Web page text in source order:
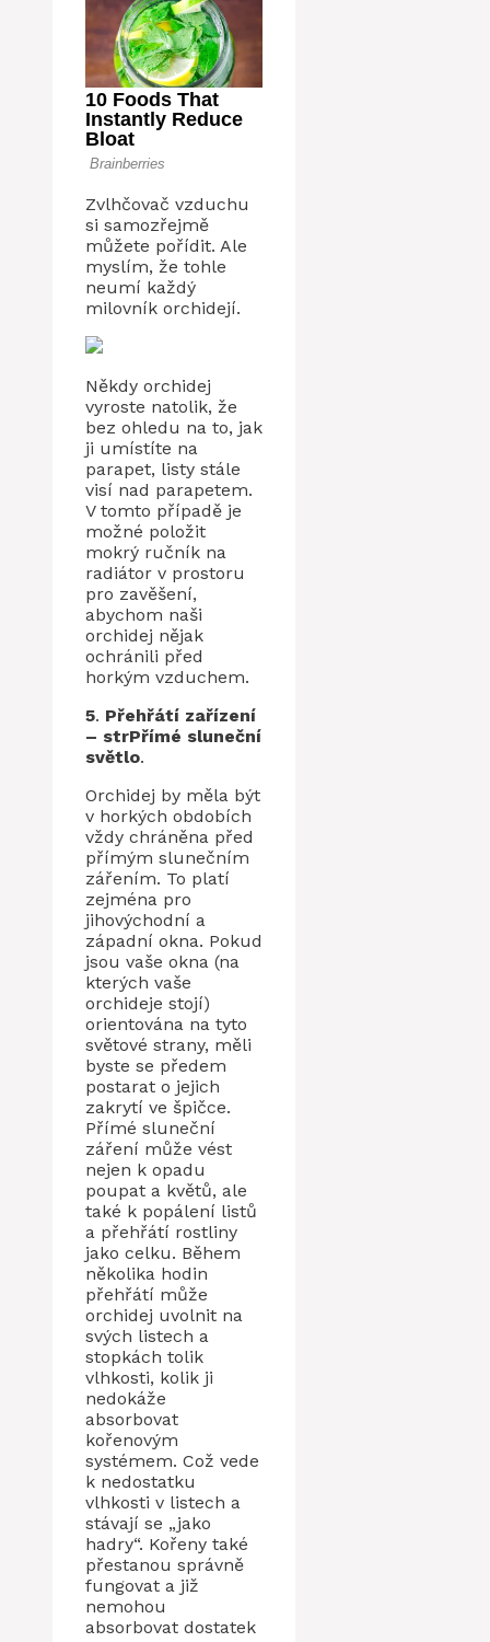
Zvlhčovač vzduchu
si samozřejmě
můžete pořídit. Ale
myslím, že tohle
neumí každý
milovník orchidejí.
Někdy orchidej
vyroste natolik, že
bez ohledu na to, jak
ji umístíte na
parapet, listy stále
visí nad parapetem.
V tomto případě je
možné položit
mokrý ručník na
radiátor v prostoru
pro zavěšení,
abychom naši
orchidej nějak
ochránili před
horkým vzduchem.
5. Přehřátí zařízení
– strPřímé sluneční
světlo.
Orchidej by měla být
v horkých obdobích
vždy chráněna před
přímým slunečním
zářením. To platí
zejména pro
jihovýchodní a
západní okna. Pokud
jsou vaše okna (na
kterých vaše
orchideje stojí)
orientována na tyto
světové strany, měli
byste se předem
postarat o jejich
zakrytí ve špičce.
Přímé sluneční
záření může vést
nejen k opadu
poupat a květů, ale
také k popálení listů
a přehřátí rostliny
jako celku. Během
několika hodin
přehřátí může
orchidej uvolnit na
svých listech a
stopkách tolik
vlhkosti, kolik ji
nedokáže
absorbovat
kořenovým
systémem. Což vede
k nedostatku
vlhkosti v listech a
stávají se „jako
hadry“. Kořeny také
přestanou správně
fungovat a již
nemohou
absorbovat dostatek